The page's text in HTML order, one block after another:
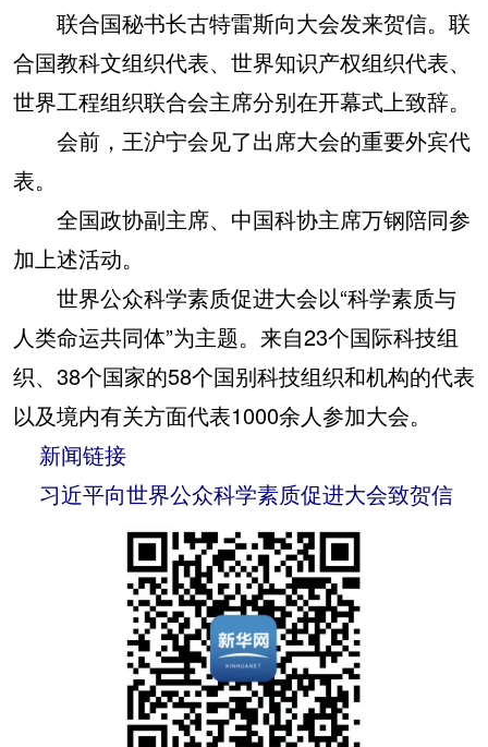
联合国秘书长古特雷斯向大会发来贺信。联
合国教科文组织代表、世界知识产权组织代表、
世界工程组织联合会主席分别在开幕式上致辞。
会前，王沪宁会见了出席大会的重要外宾代
表。
全国政协副主席、中国科协主席万钢陪同参
加上述活动。
世界公众科学素质促进大会以“科学素质与
人类命运共同体”为主题。来自23个国际科技组
织、38个国家的58个国别科技组织和机构的代表
以及境内有关方面代表1000余人参加大会。
新闻链接
习近平向世界公众科学素质促进大会致贺信